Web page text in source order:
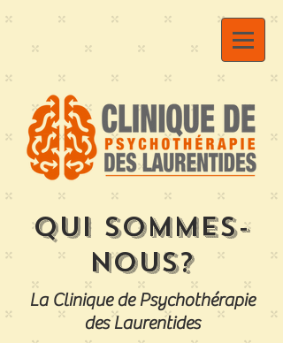
Qui sommes-
nous?
La Clinique de Psychothérapie
des Laurentides